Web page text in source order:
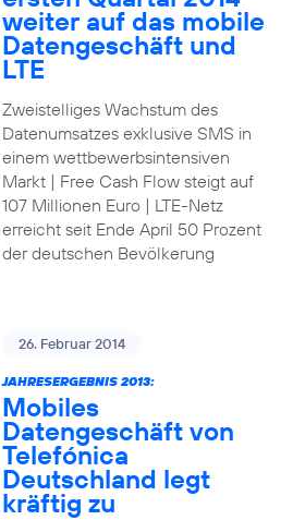
weiter auf das mobile
Datengeschäft und
LTE
Zweistelliges Wachstum des
Datenumsatzes exklusive SMS in
einem wettbewerbsintensiven
Markt | Free Cash Flow steigt auf
107 Millionen Euro | LTE-Netz
erreicht seit Ende April 50 Prozent
der deutschen Bevölkerung
26. Februar 2014
JAHRESERGEBNIS 2013:
Mobiles
Datengeschäft von
Telefónica
Deutschland legt
kräftig zu